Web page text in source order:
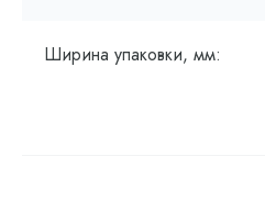
Ширина упаковки, мм: